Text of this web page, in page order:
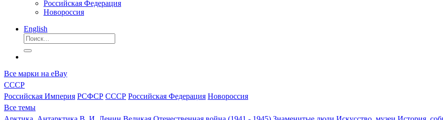
Российская Федерация
Новороссия
English
Все марки на eBay
СССР
Российская Империя РСФСР СССР Российская Федерация Новороссия
Все темы